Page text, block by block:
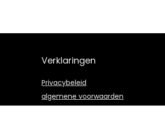
Verklaringen
Privacybeleid
algemene voorwaarden